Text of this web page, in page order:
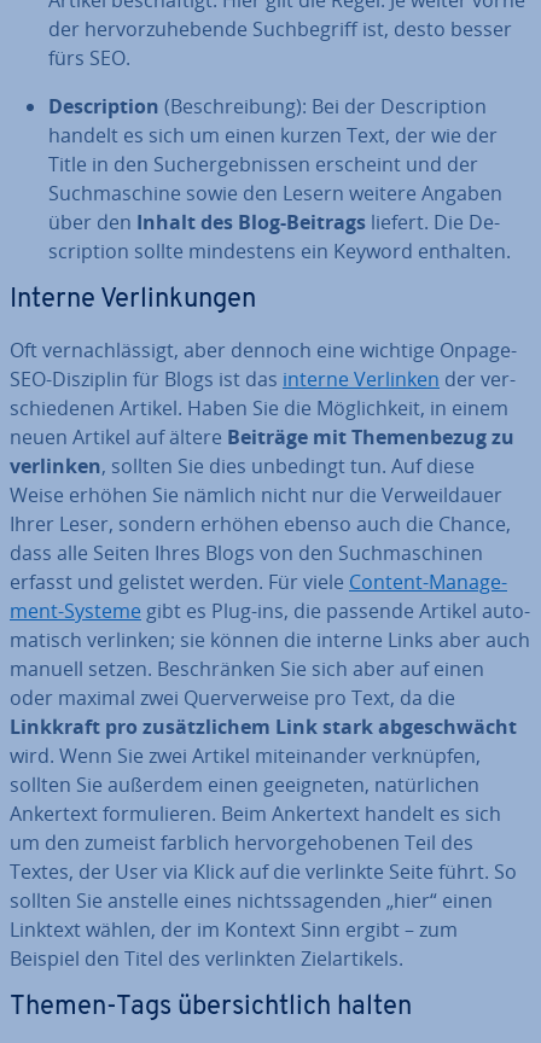
der her­vor­zu­he­ben­de Such­be­griff ist, desto besser
fürs SEO.
De­scrip­ti­on (Be­schrei­bung): Bei der De­scrip­ti­on
handelt es sich um einen kurzen Text, der wie der
Title in den Such­ergeb­nis­sen erscheint und der
Such­ma­schi­ne sowie den Lesern weitere Angaben
über den Inhalt des Blog-Beitrags liefert. Die De­
scrip­ti­on sollte min­des­tens ein Keyword enthalten.
Interne Ver­lin­kun­gen
Oft ver­nach­läs­sigt, aber dennoch eine wichtige Onpage-
SEO-Disziplin für Blogs ist das interne Verlinken der ver­
schie­de­nen Artikel. Haben Sie die Mög­lich­keit, in einem
neuen Artikel auf ältere Beiträge mit The­men­be­zug zu
verlinken, sollten Sie dies unbedingt tun. Auf diese
Weise erhöhen Sie nämlich nicht nur die Ver­weil­dau­er
Ihrer Leser, sondern erhöhen ebenso auch die Chance,
dass alle Seiten Ihres Blogs von den Such­ma­schi­nen
erfasst und gelistet werden. Für viele Content-Ma­nage­
ment-Systeme gibt es Plug-ins, die passende Artikel au­to­
ma­tisch verlinken; sie können die interne Links aber auch
manuell setzen. Be­schrän­ken Sie sich aber auf einen
oder maximal zwei Quer­ver­wei­se pro Text, da die
Linkkraft pro zu­sätz­li­chem Link stark ab­ge­schwächt
wird. Wenn Sie zwei Artikel mit­ein­an­der ver­knüp­fen,
sollten Sie außerdem einen ge­eig­ne­ten, na­tür­li­chen
Ankertext for­mu­lie­ren. Beim Ankertext handelt es sich
um den zumeist farblich her­vor­ge­ho­be­nen Teil des
Textes, der User via Klick auf die verlinkte Seite führt. So
sollten Sie anstelle eines nichts­sa­gen­den „hier“ einen
Linktext wählen, der im Kontext Sinn ergibt – zum
Beispiel den Titel des ver­link­ten Ziel­ar­ti­kels.
Themen-Tags über­sicht­lich halten